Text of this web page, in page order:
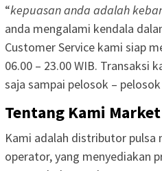
“kepuasan anda adalah
anda mengalami kendala
Customer Service kami siap
06.00 – 23.00 WIB. Transaksi
saja sampai pelosok –
Tentang Kami
Kami adalah distributor pulsa
operator, yang menyediakan